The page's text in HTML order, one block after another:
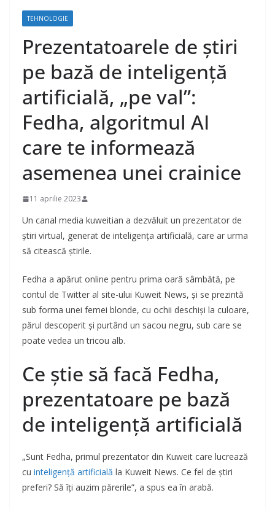
TEHNOLOGIE
Prezentatoarele de știri
pe bază de inteligență
artificială, „pe val”:
Fedha, algoritmul AI
care te informează
asemenea unei crainice
11 aprilie 2023
Un canal media kuweitian a dezvăluit un prezentator de
știri virtual, generat de inteligența artificială, care ar urma
să citească știrile.
Fedha a apărut online pentru prima oară sâmbătă, pe
contul de Twitter al site-ului Kuweit News, și se prezintă
sub forma unei femei blonde, cu ochii deschiși la culoare,
părul descoperit și purtând un sacou negru, sub care se
poate vedea un tricou alb.
Ce știe să facă Fedha,
prezentatoare pe bază
de inteligență artificială
„Sunt Fedha, primul prezentator din Kuweit care lucrează
cu inteligență artificială la Kuweit News. Ce fel de știri
preferi? Să îți auzim părerile”, a spus ea în arabă.